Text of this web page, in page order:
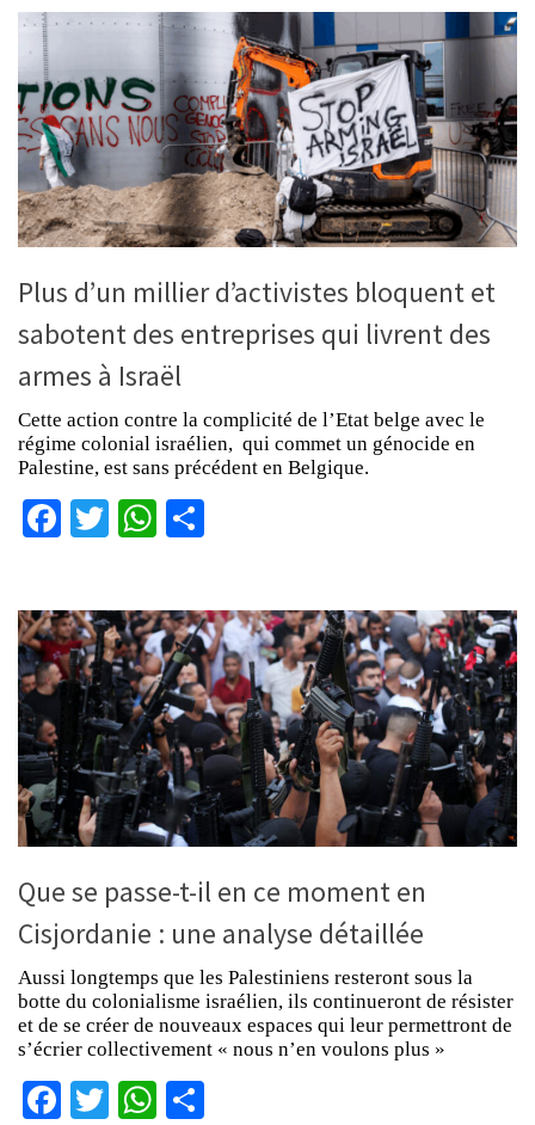
Plus d’un millier d’activistes bloquent et
sabotent des entreprises qui livrent des
armes à Israël
Cette action contre la complicité de l’Etat belge avec le
régime colonial israélien, qui commet un génocide en
Palestine, est sans précédent en Belgique.
Facebook
TwitterWhatsApp
Que se passe-t-il en ce moment en
Cisjordanie : une analyse détaillée
Aussi longtemps que les Palestiniens resteront sous la
botte du colonialisme israélien, ils continueront de résister
et de se créer de nouveaux espaces qui leur permettront de
s’écrier collectivement « nous n’en voulons plus »
Facebook
TwitterWhatsApp